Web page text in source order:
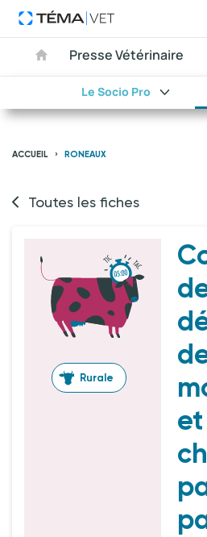
Presse Vétérinaire
Le Socio Pro
ACCUEIL RONEAUX
Toutes les fiches
Rurale